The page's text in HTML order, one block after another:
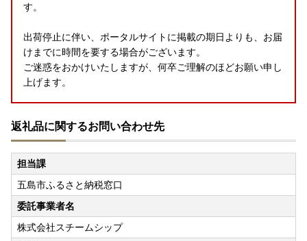
す。
出荷停止に伴い、ポータルサイトに掲載の期日よりも、お届
けまでに時間を要する場合がございます。
ご迷惑をおかけいたしますが、何卒ご理解のほどお願い申し
上げます。
【お申込みについて】
・万が一、お申込み完了後にご登録情報の変更（返礼品お届
け先の変更含む）が生じた際は、必ず下記ふるさと納税窓口
までご連絡をお願いいたします。
※マイページ上のみで変更された情報は反映されませんので
ご注意ください。
※なお、お届け先の変更については、ご連絡のタイミングに
よっては対応いたしかねる場合もございます。予めご了承く
返礼品に関するお問い合わせ先
担当課
五島市ふるさと納税窓口
委託事業者名
株式会社スチームシップ